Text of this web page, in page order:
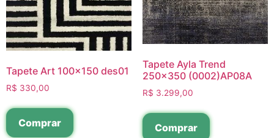
Tapete Art 100×150 des01
R$ 330,00
Comprar
Tapete Ayla Trend
250×350 (0002)AP08A
R$ 3.299,00
Comprar